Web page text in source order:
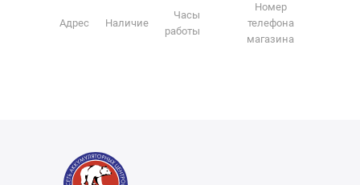
Адрес Наличие
Часы
работы
Номер
телефона
магазина